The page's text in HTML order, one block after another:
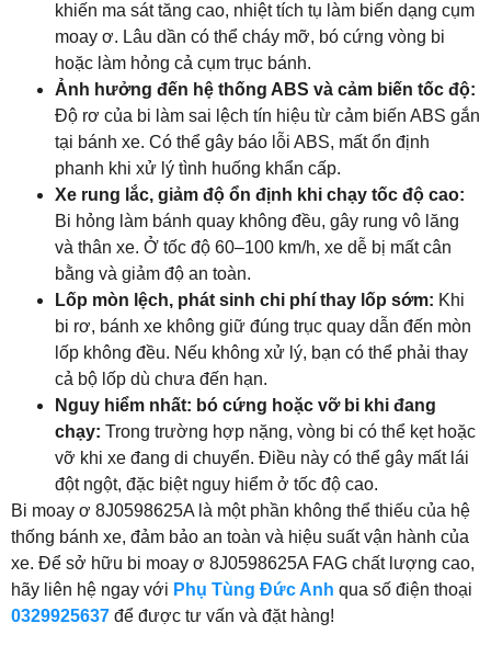
khiến ma sát tăng cao, nhiệt tích tụ làm biến dạng cụm
moay ơ. Lâu dần có thể cháy mỡ, bó cứng vòng bi
hoặc làm hỏng cả cụm trục bánh.
Ảnh hưởng đến hệ thống ABS và cảm biến tốc độ:
Độ rơ của bi làm sai lệch tín hiệu từ cảm biến ABS gắn
tại bánh xe. Có thể gây báo lỗi ABS, mất ổn định
phanh khi xử lý tình huống khẩn cấp.
Xe rung lắc, giảm độ ổn định khi chạy tốc độ cao:
Bi hỏng làm bánh quay không đều, gây rung vô lăng
và thân xe. Ở tốc độ 60–100 km/h, xe dễ bị mất cân
bằng và giảm độ an toàn.
Lốp mòn lệch, phát sinh chi phí thay lốp sớm: Khi
bi rơ, bánh xe không giữ đúng trục quay dẫn đến mòn
lốp không đều. Nếu không xử lý, bạn có thể phải thay
cả bộ lốp dù chưa đến hạn.
Nguy hiểm nhất: bó cứng hoặc vỡ bi khi đang
chạy: Trong trường hợp nặng, vòng bi có thể kẹt hoặc
vỡ khi xe đang di chuyển. Điều này có thể gây mất lái
đột ngột, đặc biệt nguy hiểm ở tốc độ cao.
Bi moay ơ 8J0598625A là một phần không thể thiếu của hệ
thống bánh xe, đảm bảo an toàn và hiệu suất vận hành của
xe. Để sở hữu bi moay ơ 8J0598625A FAG chất lượng cao,
hãy liên hệ ngay với Phụ Tùng Đức Anh qua số điện thoại
0329925637 để được tư vấn và đặt hàng!